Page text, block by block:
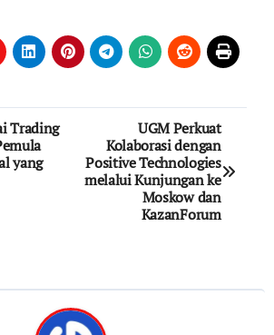
Trading
yang
UGM Perkuat
Kolaborasi dengan
Positive Technologies
melalui Kunjungan ke
Moskow dan
KazanForum